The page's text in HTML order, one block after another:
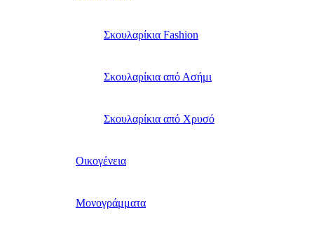
Σκουλαρίκια Fashion
Σκουλαρίκια από Ασήμι
Σκουλαρίκια από Χρυσό
Οικογένεια
Μονογράμματα